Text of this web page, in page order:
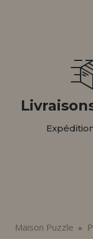
Maison Puzzle »